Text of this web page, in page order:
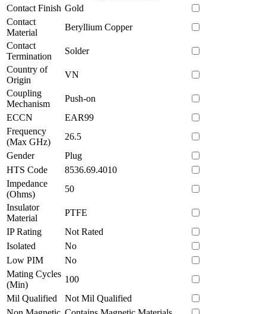
Contact Finish Gold
Contact
Material
Beryllium Copper
Contact
Termination
Solder
Country of
Origin
VN
Coupling
Mechanism
Push-on
ECCN
EAR99
Frequency
(Max GHz)
26.5
Gender
Plug
HTS Code
8536.69.4010
Impedance
(Ohms)
50
Insulator
Material
PTFE
IP Rating
Not Rated
Isolated
No
Low PIM
No
Mating Cycles
(Min)
100
Mil Qualified
Not Mil Qualified